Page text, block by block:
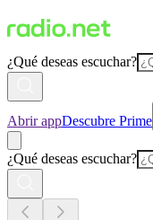
¿Qué deseas escuchar?
Abrir appDescubre Prime
¿Qué deseas escuchar?